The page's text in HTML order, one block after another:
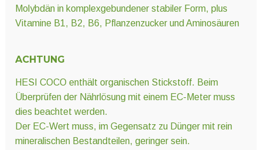
Molybdän in komplexgebundener stabiler Form, plus
Vitamine B1, B2, B6, Pflanzenzucker und Aminosäuren
ACHTUNG
HESI COCO enthält organischen Stickstoff. Beim
Überprüfen der Nährlösung mit einem EC-Meter muss
dies beachtet werden.
Der EC-Wert muss, im Gegensatz zu Dünger mit rein
mineralischen Bestandteilen, geringer sein.